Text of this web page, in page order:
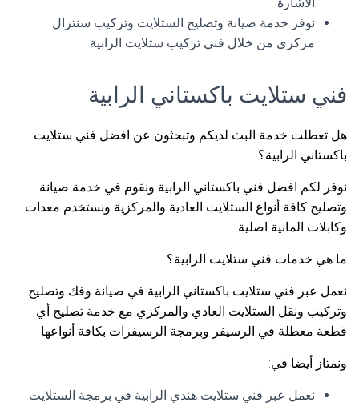
نوفر خدمة صيانة وتصليح الستلايت وتركيب سنترال
مركزي من خلال فني تركيب ستلايت الرابية
فني ستلايت باكستاني الرابية
هل تعطلت خدمة البث لديكم وتبحثون عن افضل فني ستلايت
باكستاني الرابية؟
نوفر لكم افضل فني باكستاني الرابية ونقوم في خدمة صيانة
وتصليح كافة أنواع الستلايت العادية والمركزية ونستخدم معدات
وكابلات المانية اصلية
ما هي خدمات فني ستلايت الرابية؟
نعمل عبر فني ستلايت باكستاني الرابية في صيانة وفك وتصليح
وتركيب ونقل الستلايت العادي والمركزي مع خدمة تصليح أي
قطعة معطلة في الرسيفر وبرمجة الرسيفرات بكافة أنواعها
ونمتاز أيضا في:
نعمل عبر فني ستلايت هندي الرابية في برمجة الستلايت